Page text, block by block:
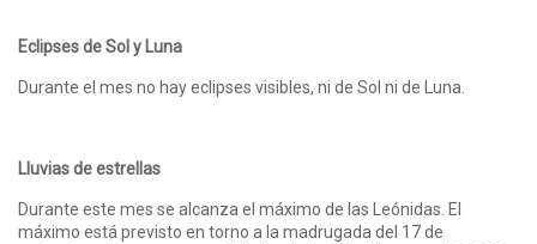
Eclipses de Sol y Luna
Durante el mes no hay eclipses visibles, ni de Sol ni de Luna.
Lluvias de estrellas
Durante este mes se alcanza el máximo de las Leónidas. El
máximo está previsto en torno a la madrugada del 17 de